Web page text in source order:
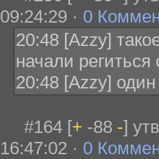
09:24:29 · 0
20:48 [Azzy]
начали
20:48 [Azzy] один
#164 [+ -88 -]
16:47:02 · 0